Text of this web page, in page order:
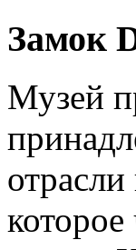
Замок
Музей